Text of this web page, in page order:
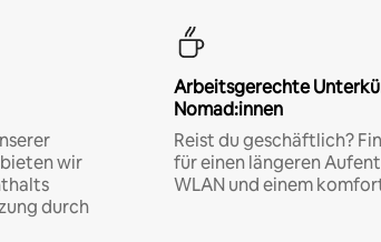
wir
durch
Arbeitsgerechte
Nomad:innen
Reist du geschäftlich?
für einen längeren
WLAN und einem